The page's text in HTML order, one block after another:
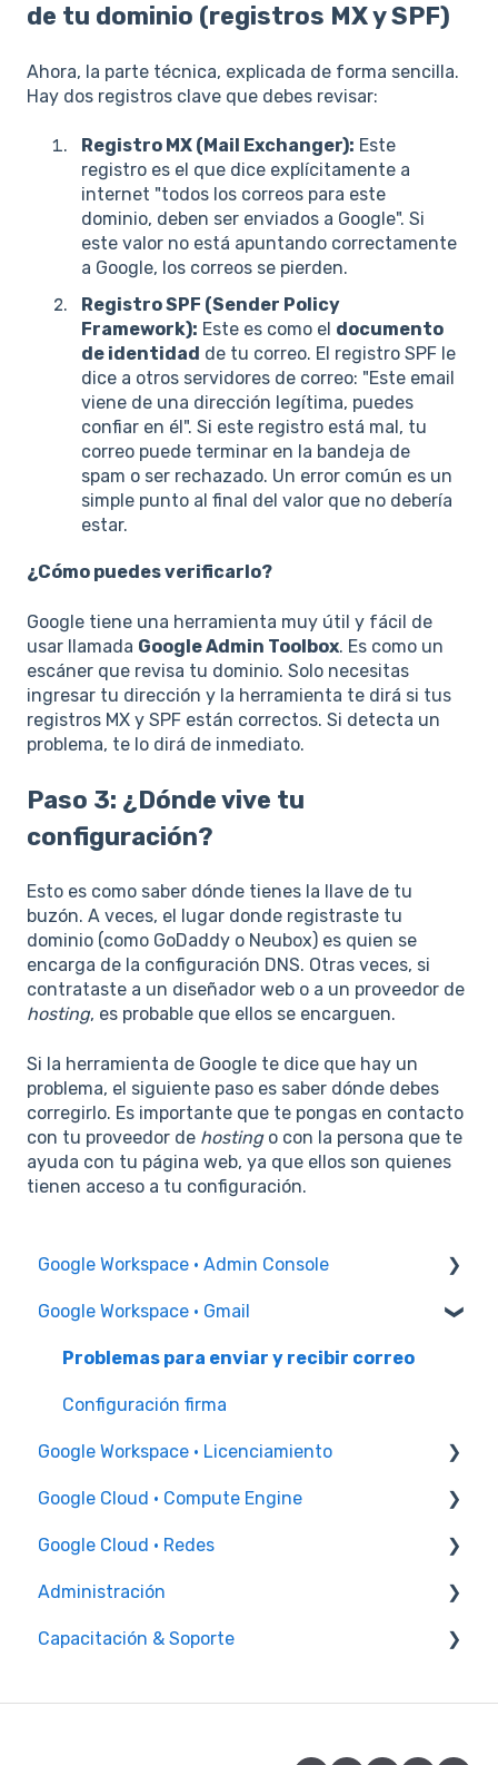
de tu dominio (registros MX y SPF)
Ahora, la parte técnica, explicada de forma sencilla.
Hay dos registros clave que debes revisar:
Registro MX (Mail Exchanger): Este
registro es el que dice explícitamente a
internet "todos los correos para este
dominio, deben ser enviados a Google". Si
este valor no está apuntando correctamente
a Google, los correos se pierden.
Registro SPF (Sender Policy
Framework): Este es como el documento
de identidad de tu correo. El registro SPF le
dice a otros servidores de correo: "Este email
viene de una dirección legítima, puedes
confiar en él". Si este registro está mal, tu
correo puede terminar en la bandeja de
spam o ser rechazado. Un error común es un
simple punto al final del valor que no debería
estar.
¿Cómo puedes verificarlo?
Google tiene una herramienta muy útil y fácil de
usar llamada Google Admin Toolbox. Es como un
escáner que revisa tu dominio. Solo necesitas
ingresar tu dirección y la herramienta te dirá si tus
registros MX y SPF están correctos. Si detecta un
problema, te lo dirá de inmediato.
Paso 3: ¿Dónde vive tu
configuración?
Esto es como saber dónde tienes la llave de tu
buzón. A veces, el lugar donde registraste tu
dominio (como GoDaddy o Neubox) es quien se
encarga de la configuración DNS. Otras veces, si
contrataste a un diseñador web o a un proveedor de
hosting, es probable que ellos se encarguen.
Si la herramienta de Google te dice que hay un
problema, el siguiente paso es saber dónde debes
corregirlo. Es importante que te pongas en contacto
con tu proveedor de hostingo con la persona que te
ayuda con tu página web, ya que ellos son quienes
tienen acceso a tu configuración.
Google Workspace · Admin Console
Permisos Administrador
Administración de usuarios
Administración de grupos
Recursos y edificios
Configuración Chrome
Seguridad
Google Workspace · Gmail
Problemas para enviar y recibir correo
Configuración firma
Google Workspace · Licenciamiento
Incrementales
Google Cloud · Compute Engine
Instancia de VM
Google Cloud · Redes
Reglas de firewall
Administración
Facturación
Capacitación & Soporte